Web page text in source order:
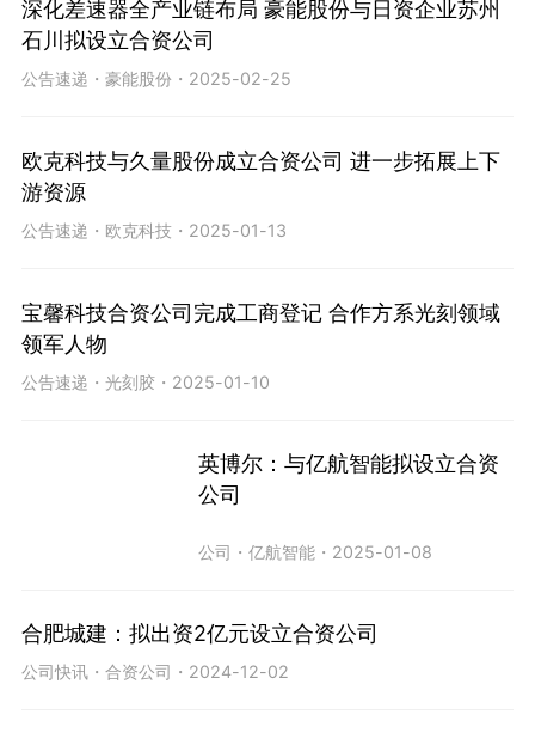
深化差速器全产业链布局 豪能股份与日资企业苏州
石川拟设立合资公司
公告速递 ・ 豪能股份・ 2025-02-25
欧克科技与久量股份成立合资公司 进一步拓展上下
游资源
公告速递 ・ 欧克科技・ 2025-01-13
宝馨科技合资公司完成工商登记 合作方系光刻领域
领军人物
公告速递 ・ 光刻胶・ 2025-01-10
英博尔：与亿航智能拟设立合资
公司
公司 ・亿航智能 ・ 2025-01-08
合肥城建：拟出资2亿元设立合资公司
公司快讯・ 合资公司 ・ 2024-12-02